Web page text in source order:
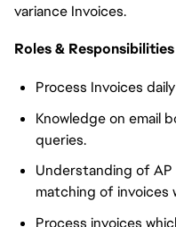
variance Invoices.
Roles & Responsibilities
Process Invoices
Knowledge on email
queries.
Understanding of
matching of invoices
Process invoices